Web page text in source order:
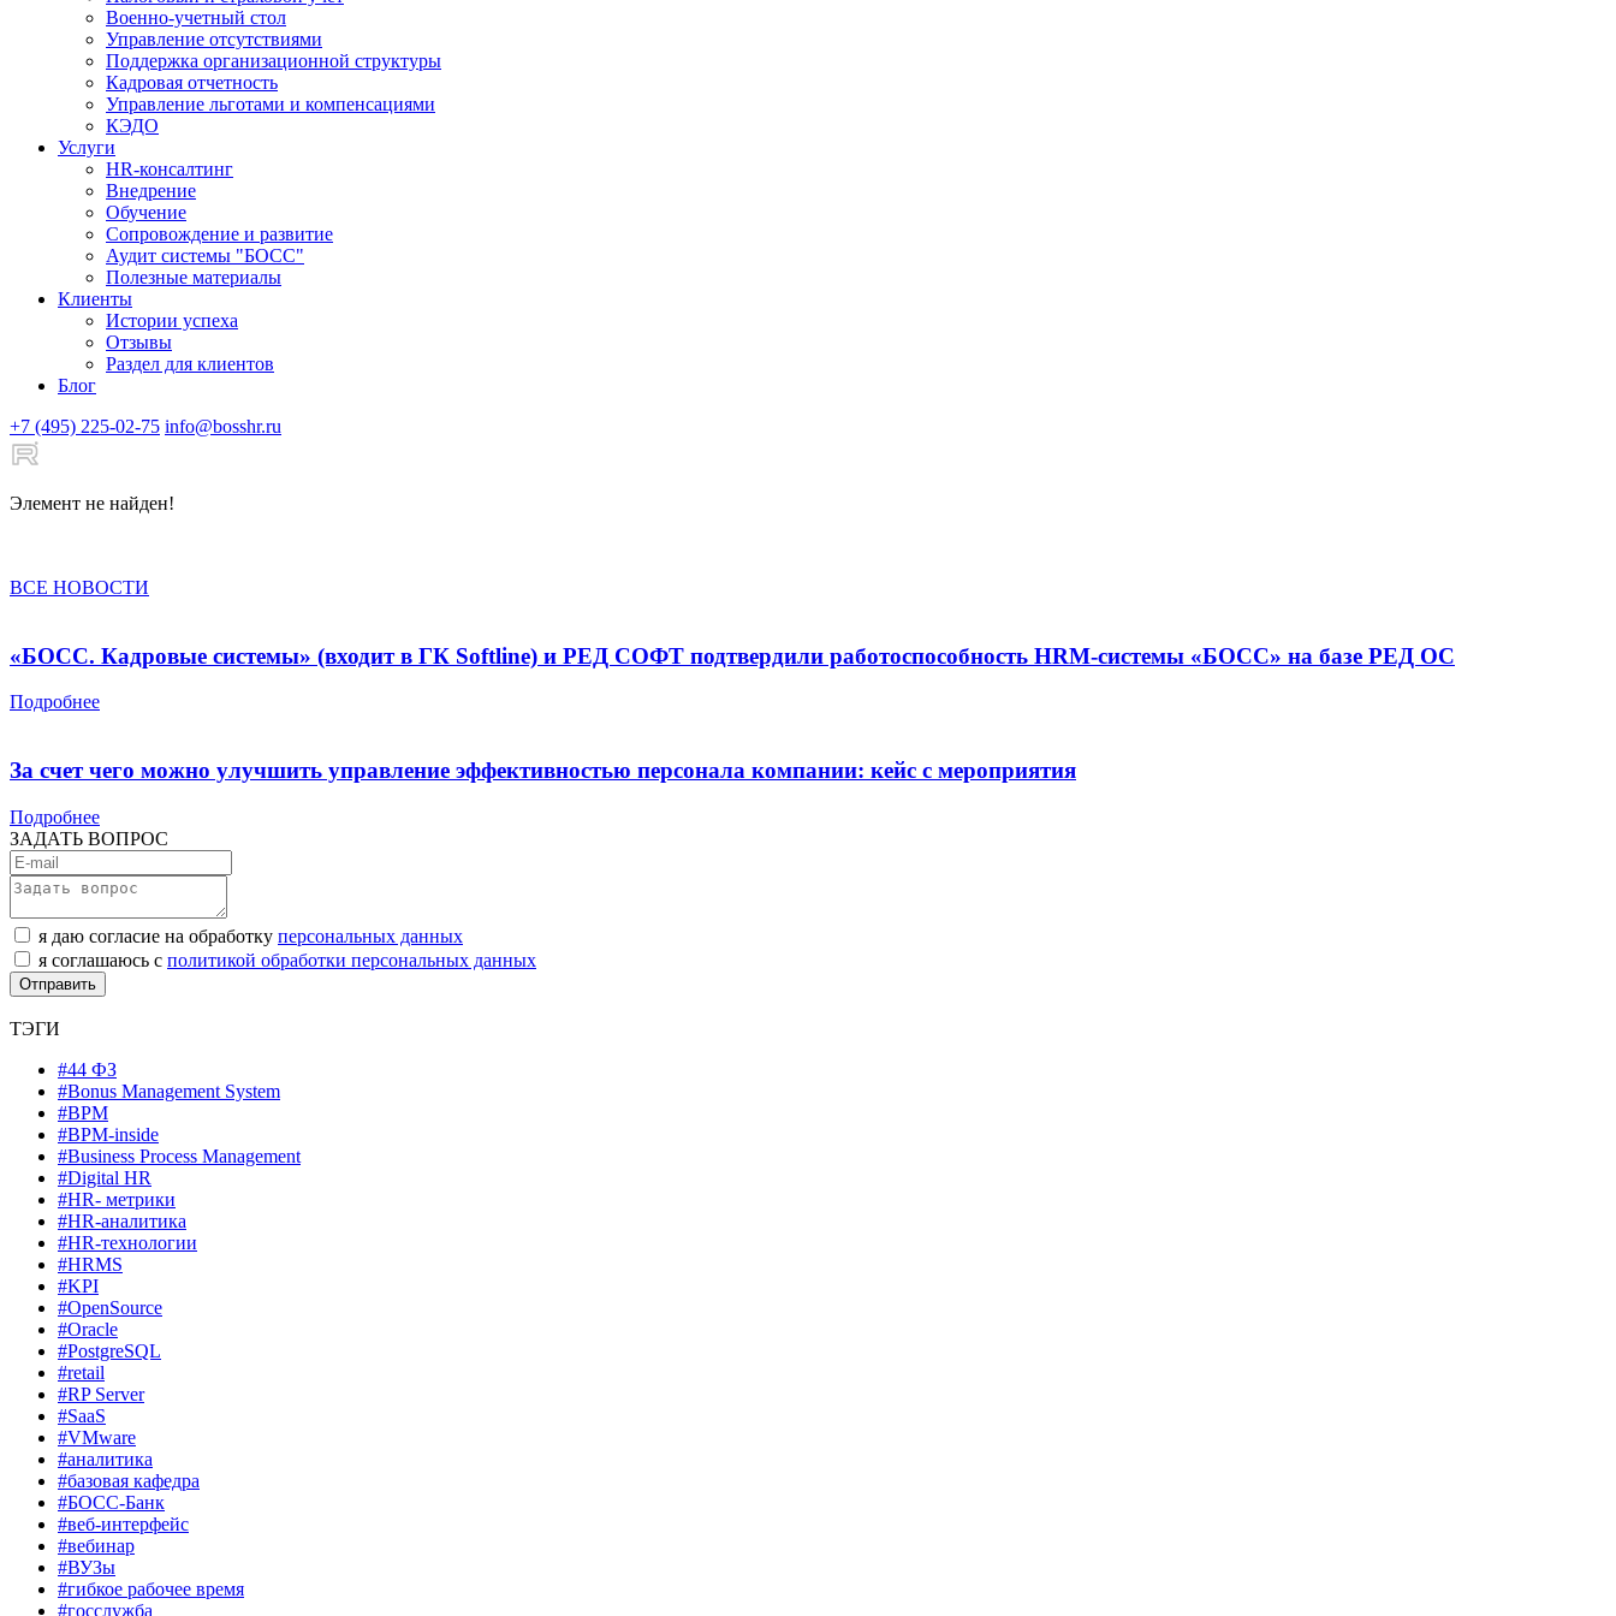
Военно-учетный стол
Управление отсутствиями
Поддержка организационной структуры
Кадровая отчетность
Управление льготами и компенсациями
КЭДО
Услуги
HR-консалтинг
Внедрение
Обучение
Сопровождение и развитие
Аудит системы "БОСС"
Полезные материалы
Клиенты
Истории успеха
Отзывы
Раздел для клиентов
Блог
+7 (495) 225-02-75 info@bosshr.ru
Элемент не найден!
ВСЕ НОВОСТИ
«БОСС. Кадровые системы» (входит в ГК Softline) и РЕД СОФТ подтвердили работоспособность HRM-системы «БОСС» на базе РЕД ОС
Подробнее
За счет чего можно улучшить управление эффективностью персонала компании: кейс с мероприятия
Подробнее
ЗАДАТЬ ВОПРОС
я даю согласие на обработку персональных данных
я соглашаюсь с политикой обработки персональных данных
ТЭГИ
#44 ФЗ
#Bonus Management System
#BPM
#BPM-inside
#Business Process Management
#Digital HR
#HR- метрики
#HR-аналитика
#HR-технологии
#HRMS
#KPI
#OpenSource
#Oracle
#PostgreSQL
#retail
#RP Server
#SaaS
#VMware
#аналитика
#базовая кафедра
#БОСС-Банк
#веб-интерфейс
#вебинар
#ВУЗы
#гибкое рабочее время
#госслужба